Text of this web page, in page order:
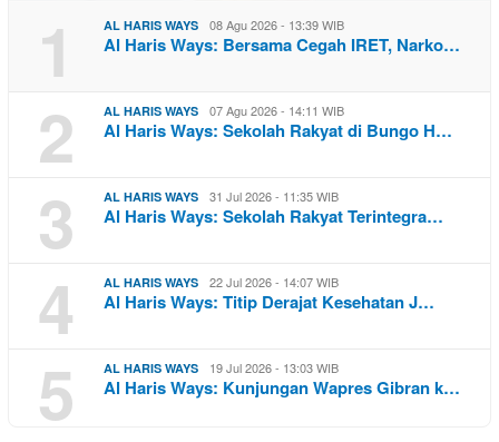
1 AL HARIS WAYS 08 Agu 2026 - 13:39 WIB
Al Haris Ways: Bersama Cegah IRET, Narko…
2 AL HARIS WAYS 07 Agu 2026 - 14:11 WIB
Al Haris Ways: Sekolah Rakyat di Bungo H…
3 AL HARIS WAYS 31 Jul 2026 - 11:35 WIB
Al Haris Ways: Sekolah Rakyat Terintegra…
4 AL HARIS WAYS 22 Jul 2026 - 14:07 WIB
Al Haris Ways: Titip Derajat Kesehatan J…
5 AL HARIS WAYS 19 Jul 2026 - 13:03 WIB
Al Haris Ways: Kunjungan Wapres Gibran k…